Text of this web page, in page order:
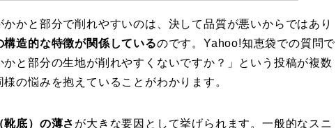
かと部分で削れやすいのは、決して品質が悪いからではあり
造的な特徴が関係しているのです。Yahoo!知恵袋での質問で
かと部分の生地が削れやすくないですか？」という投稿が複数
の悩みを抱えていることがわかります。
靴底）の薄さ が大きな要因として挙げられます。一般的なスニ